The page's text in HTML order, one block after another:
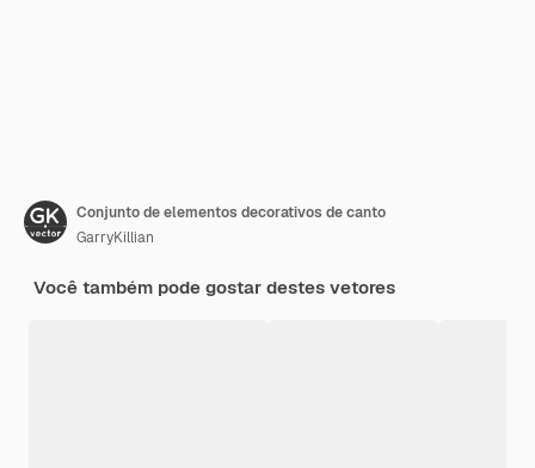
Conjunto de elementos decorativos de canto
GarryKillian
Você também pode gostar destes vetores